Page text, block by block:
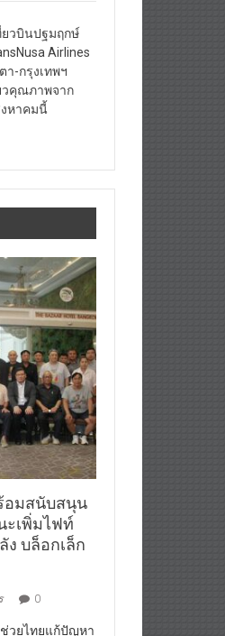
วบินปฐมฤกษ์
Airlines
า-กรุงเทพฯ
วคุณภาพจาก
งหาคมนี้
อมสนับสนุน
ะเพิ่มไฟท์
ง บล็อกเล็ก
0
วยไทยแก้ปัญหา